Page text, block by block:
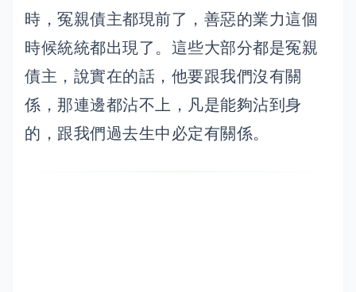
時，冤親債主都現前了，善惡的業力這個
時候統統都出現了。這些大部分都是冤親
債主，說實在的話，他要跟我們沒有關
係，那連邊都沾不上，凡是能夠沾到身
的，跟我們過去生中必定有關係。